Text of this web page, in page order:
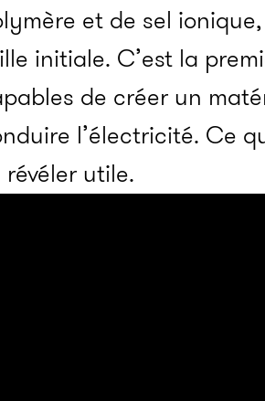
et de sel
initiale. C’est la
de créer un
l’électricité. Ce
révéler utile.